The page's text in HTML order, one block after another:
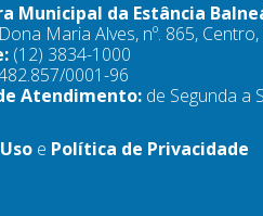
Municipal da Estância
Maria Alves, nº. 865,
(12) 3834-1000
0001-96
Atendimento: de Segunda a
e Política de Privacidade